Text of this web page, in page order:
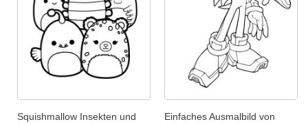
Squishmallow Insekten und
Einfaches Ausmalbild von